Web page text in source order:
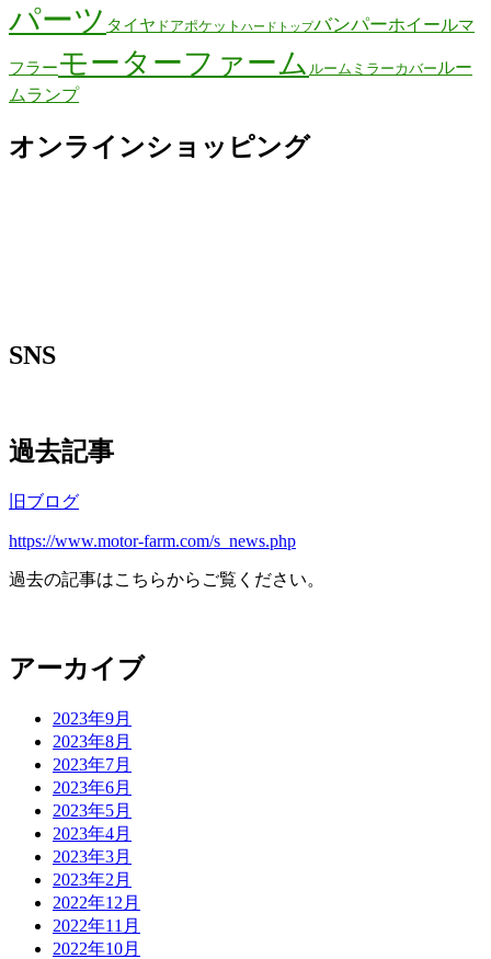
パーツ タイヤ ドアポケット ハードトップバンパーホイールマ
フラーモーターファーム ルームミラーカバー ルー
ムランプ
オンラインショッピング
SNS
過去記事
旧ブログ
https://www.motor-farm.com/s_news.php
過去の記事はこちらからご覧ください。
アーカイブ
2023年9月
2023年8月
2023年7月
2023年6月
2023年5月
2023年4月
2023年3月
2023年2月
2022年12月
2022年11月
2022年10月